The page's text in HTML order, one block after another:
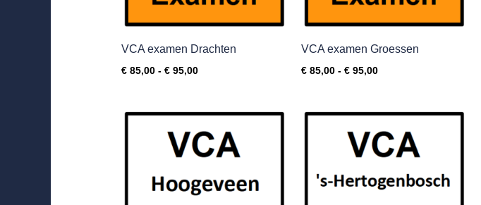
VCA examen Drachten
€ 85,00 - € 95,00
VCA examen Groessen
€ 85,00 - € 95,00
Prijsklasse:
€ 85,00
tot
€ 95,00
Prijsklasse:
€ 85,00
tot
€ 95,00